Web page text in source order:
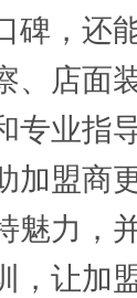
碑，还
、店面
专业指
加盟商
魅力，
，让加